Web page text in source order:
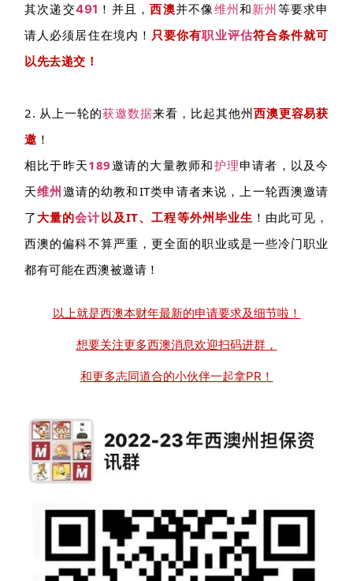
其次递交491 ！ 并且，西澳并不像维州和新州等要求申
请人必须居住在境内！ 只要你有职业评估符合条件就可
以先去递交！
2. 从上一轮的获邀数据来看，比起其他州西澳更容易获
邀 ！
相比于昨天189邀请的大量教师和护理申请者，以及今
天维州 邀请的幼教和IT类申请者来说，上一轮西澳邀请
了 大量的会计以及IT、工程等外州毕业生 ！由此可见，
西澳的偏科不算严重，更全面的职业或是一些冷门职业
都有可能在西澳被邀请！
以上就是西澳本财年最新的申请要求及细节啦！
想要关注更多西澳消息欢迎扫码进群，
和更多志同道合的小伙伴一起拿PR！